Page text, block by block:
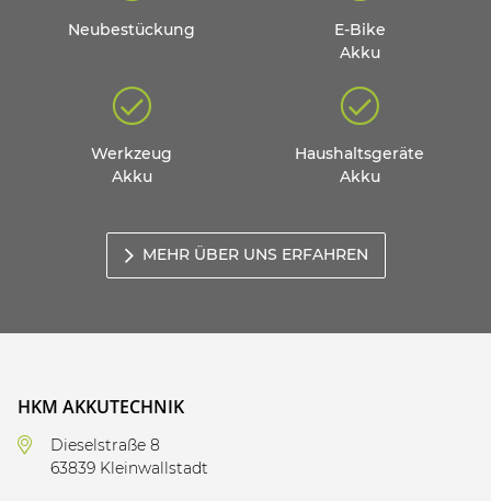
Neubestückung
E-Bike
Akku
Werkzeug
Akku
Haushaltsgeräte
Akku
MEHR ÜBER UNS ERFAHREN
HKM AKKUTECHNIK
Dieselstraße 8
63839 Kleinwallstadt